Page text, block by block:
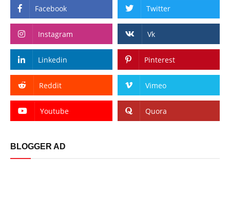
Facebook Twitter
Instagram Vk
Linkedin Pinterest
Reddit Vimeo
Youtube Quora
BLOGGER AD